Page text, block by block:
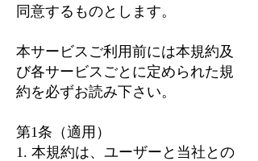
同意するものとします。
本サービスご利用前には本規約及
び各サービスごとに定められた規
約を必ずお読み下さい。
第1条（適用）
1. 本規約は、ユーザーと当社との